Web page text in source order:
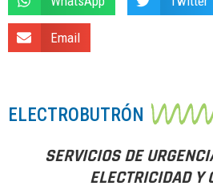
Email
ELECTROBUTRÓN
SERVICIOS DE
ELECTRICIDAD Y